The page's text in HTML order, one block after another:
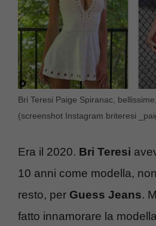
Bri Teresi Paige Spiranac,
(screenshot Instagram briteresi
Era il 2020. Bri Teresi
10 anni come modella,
resto, per Guess Jeans.
fatto innamorare la